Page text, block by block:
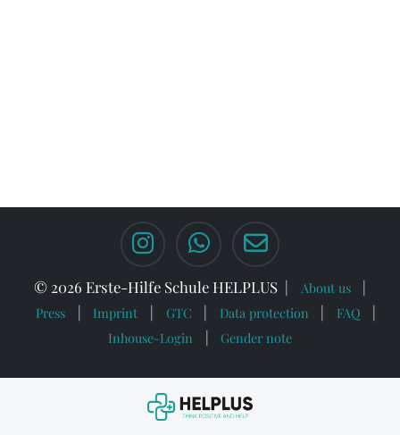
© 2026 Erste-Hilfe Schule HELPLUS
About us
Press
Imprint GTC Data protection
FAQ
Inhouse-Login
Gender note